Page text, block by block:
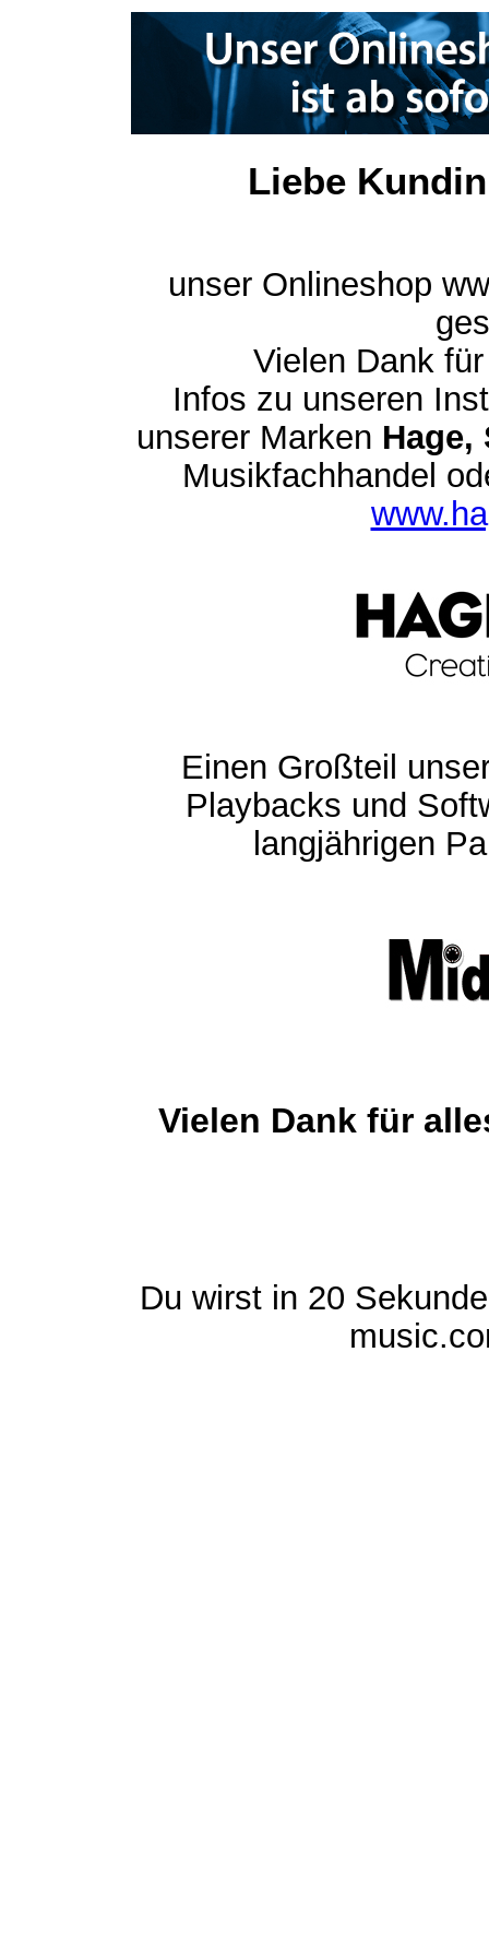
Liebe
unser Onlineshop
Vielen Dank
Infos zu unseren
unserer Marken Hage,
Musikfachhandel
Einen Großteil
Playbacks und
langjährigen
Vielen Dank für
Du wirst in 20